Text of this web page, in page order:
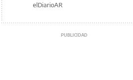
elDiarioAR